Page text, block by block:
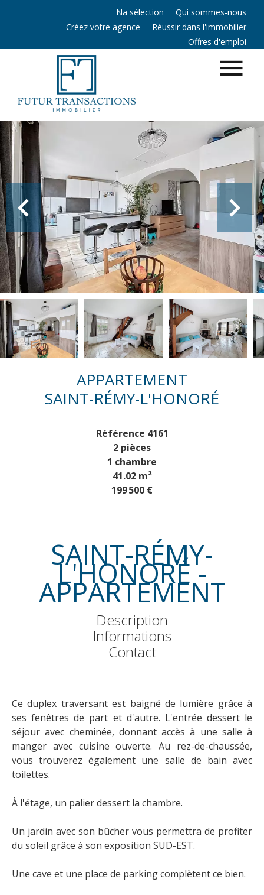
Na sélection
Qui sommes-nous
Créez votre agence
Réussir dans l'immobilier
Offres d'emploi
APPARTEMENT
SAINT-RÉMY-L'HONORÉ
Référence 4161
2 pièces
1 chambre
41.02m²
199 500 €
SAINT-RÉMY-
L'HONORÉ -
APPARTEMENT
Description
Informations
Contact
Ce duplex traversant est baigné de lumière grâce à
ses fenêtres de part et d'autre. L'entrée dessert le
séjour avec cheminée, donnant accès à une salle à
manger avec cuisine ouverte. Au rez-de-chaussée,
vous trouverez également une salle de bain avec
toilettes.
À l'étage, un palier dessert la chambre.
Un jardin avec son bûcher vous permettra de profiter
du soleil grâce à son exposition SUD-EST.
Une cave et une place de parking complètent ce bien.